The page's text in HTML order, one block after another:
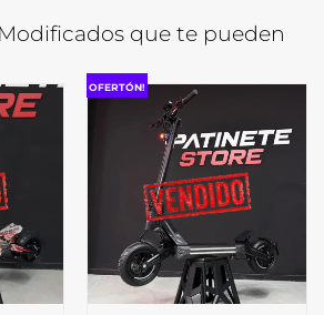
que te pueden
OFERTÓN!